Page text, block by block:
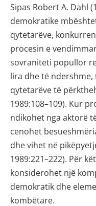
Sipas Robert A. Dahl
demokratike
qytetarëve,
procesin e
sovraniteti popullor
lira dhe të
qytetarëve të
1989:108–109). Kur
ndikohet nga aktorë
cenohet
dhe vihet në
1989:221–222). Për
konsiderohet një
demokratik dhe
kombëtare.